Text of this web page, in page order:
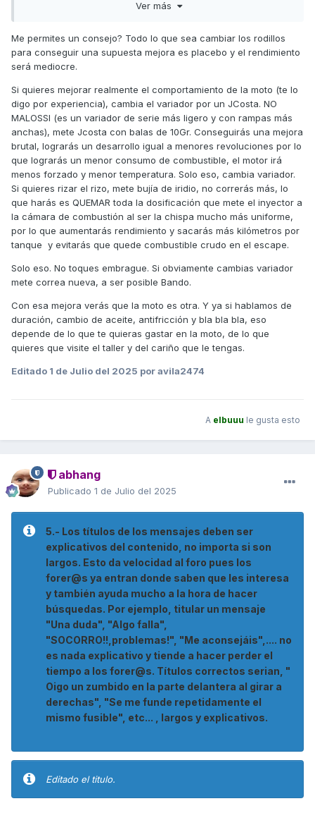
de maravilla y todo iba como la seda, pero hoy he hecho un
45-50km) todo por carretera convencional y algo de
autovía, como no llevaba prisa por autovía no he forzado a
pasar de 100km/h. Todo como la seda pero a mitad de
arranque de parado no daba salido, mala mente cogía
3000rpm y como sin fuerza pero en cuanto cogió velocidad
todo perfecto otra vez. Me detuve un par de veces mas y lo
mismo, desde parado no coge vueltas y no tiene fuerza
pero en cuanto coge algo de velocidad todo perfecto,
alcanzando los 100km/h en llano como siempre.
He escrito un buen testamento y lo lamento pero quería
explicarme lo mejor posible.
Leo atentamente vuestros consejos y opiniones. Un saludo
y gracias a todos de antemano
Ver más
Me permites un consejo? Todo lo que sea cambiar los rodillos
para conseguir una supuesta mejora es placebo y el rendimiento
será mediocre.
Si quieres mejorar realmente el comportamiento de la moto (te lo
digo por experiencia), cambia el variador por un JCosta. NO
MALOSSI (es un variador de serie más ligero y con rampas más
anchas), mete Jcosta con balas de 10Gr. Conseguirás una mejora
brutal, lograrás un desarrollo igual a menores revoluciones por lo
que lograrás un menor consumo de combustible, el motor irá
menos forzado y menor temperatura. Solo eso, cambia variador.
Si quieres rizar el rizo, mete bujía de iridio, no correrás más, lo
que harás es QUEMAR toda la dosificación que mete el inyector a
la cámara de combustión al ser la chispa mucho más uniforme,
por lo que aumentarás rendimiento y sacarás más kilómetros por
tanque y evitarás que quede combustible crudo en el escape.
Solo eso. No toques embrague. Si obviamente cambias variador
mete correa nueva, a ser posible Bando.
Con esa mejora verás que la moto es otra. Y ya si hablamos de
duración, cambio de aceite, antifricción y bla bla bla, eso
depende de lo que te quieras gastar en la moto, de lo que
quieres que visite el taller y del cariño que le tengas.
Editado 1 de Julio del 2025 por avila2474
A elbuuu le gusta esto
abhang
Publicado 1 de Julio del 2025
5.- Los títulos de los mensajes deben ser
explicativos del contenido, no importa si son
largos. Esto da velocidad al foro pues los
forer@s ya entran donde saben que les interesa
y también ayuda mucho a la hora de hacer
búsquedas. Por ejemplo, titular un mensaje
"Una duda", "Algo falla",
"SOCORRO!!,problemas!", "Me aconsejáis",.... no
es nada explicativo y tiende a hacer perder el
tiempo a los forer@s. Títulos correctos serian, "
Oigo un zumbido en la parte delantera al girar a
derechas", "Se me funde repetidamente el
mismo fusible", etc... , largos y explicativos.
Editado el titulo.